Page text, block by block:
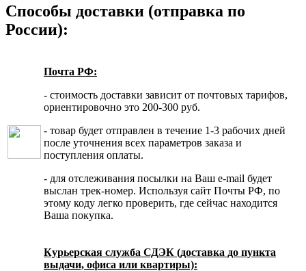
Способы доставки (отправка по
России):
Почта РФ:
- стоимость доставки зависит от почтовых тарифов,
ориентировочно это 200-300 руб.
- товар будет отправлен в течение 1-3 рабочих дней
после уточнения всех параметров заказа и
поступления оплаты.
- для отслеживания посылки на Ваш e-mail будет
выслан трек-номер. Используя сайт Почты РФ, по
этому коду легко проверить, где сейчас находится
Ваша покупка.
Курьерская служба СДЭК (доставка до пункта
выдачи, офиса или квартиры):